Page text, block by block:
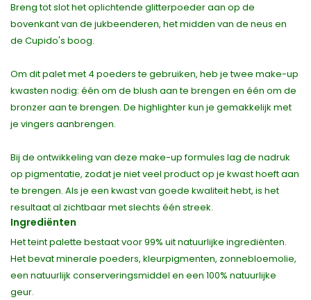
Breng tot slot het oplichtende glitterpoeder aan op de
bovenkant van de jukbeenderen, het midden van de neus en
de Cupido's boog.
Om dit palet met 4 poeders te gebruiken, heb je twee make-up
kwasten nodig: één om de blush aan te brengen en één om de
bronzer aan te brengen. De highlighter kun je gemakkelijk met
je vingers aanbrengen.
Bij de ontwikkeling van deze make-up formules lag de nadruk
op pigmentatie, zodat je niet veel product op je kwast hoeft aan
te brengen. Als je een kwast van goede kwaliteit hebt, is het
resultaat al zichtbaar met slechts één streek.
Ingrediënten
Het teint palette bestaat voor 99% uit natuurlijke ingrediënten.
Het bevat minerale poeders, kleurpigmenten, zonnebloemolie,
een natuurlijk conserveringsmiddel en een 100% natuurlijke
geur.